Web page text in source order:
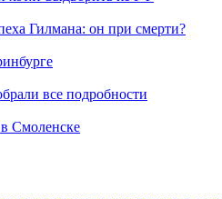
Гилмана: он при смерти?
все подробности
Смоленске